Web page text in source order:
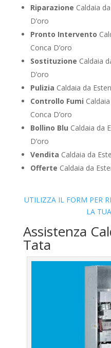
Riparazione Caldaia
D’oro
Pronto Intervento
Conca D’oro
Sostituzione Caldaia
D’oro
Pulizia Caldaia da
Controllo Fumi
Conca D’oro
Bollino Blu Caldaia da
D’oro
Vendita Caldaia da
Offerte Caldaia da
UTILIZZA IL FORM PER
LA
Assistenza
Tata